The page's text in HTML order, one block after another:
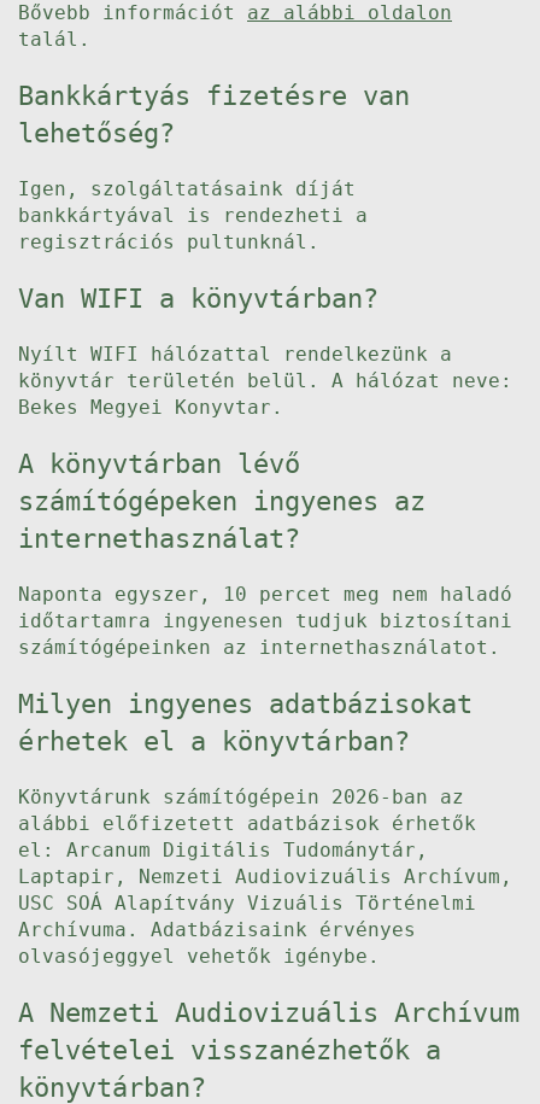
Bővebb információt az alábbi oldalon
talál.
Bankkártyás fizetésre van
lehetőség?
Igen, szolgáltatásaink díját
bankkártyával is rendezheti a
regisztrációs pultunknál.
Van WIFI a könyvtárban?
Nyílt WIFI hálózattal rendelkezünk a
könyvtár területén belül. A hálózat neve:
Bekes Megyei Konyvtar.
A könyvtárban lévő
számítógépeken ingyenes az
internethasználat?
Naponta egyszer, 10 percet meg nem haladó
időtartamra ingyenesen tudjuk biztosítani
számítógépeinken az internethasználatot.
Milyen ingyenes adatbázisokat
érhetek el a könyvtárban?
Könyvtárunk számítógépein 2026-ban az
alábbi előfizetett adatbázisok érhetők
el: Arcanum Digitális Tudománytár,
Laptapir, Nemzeti Audiovizuális Archívum,
USC SOÁ Alapítvány Vizuális Történelmi
Archívuma. Adatbázisaink érvényes
olvasójeggyel vehetők igénybe.
A Nemzeti Audiovizuális Archívum
felvételei visszanézhetők a
könyvtárban?